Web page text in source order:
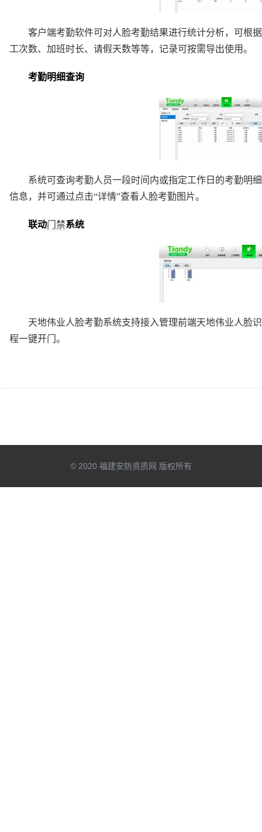
客户端考勤软件可对人脸考勤结果进行统计分析，可根据
工次数、加班时长、请假天数等等，记录可按需导出使用。
考勤明细查询
系统可查询考勤人员一段时间内或指定工作日的考勤明细
信息，并可通过点击“详情”查看人脸考勤图片。
联动门禁系统
天地伟业人脸考勤系统支持接入管理前端天地伟业人脸识
程一键开门。
© 2020 福建安防资质网 版权所有